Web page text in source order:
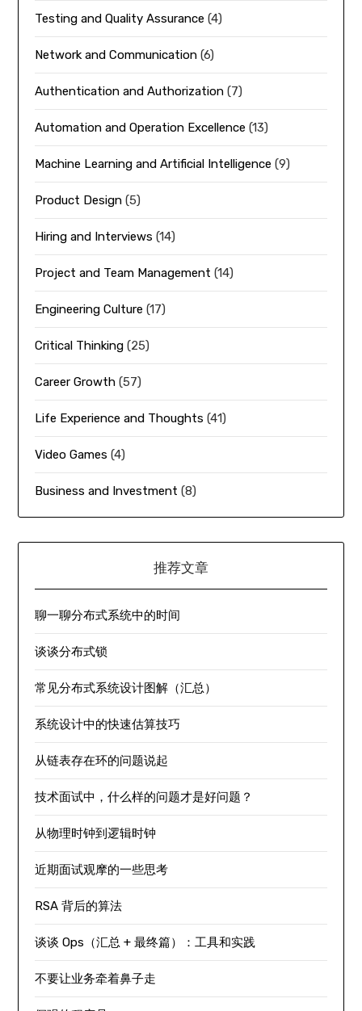
Testing and Quality Assurance (4)
Network and Communication (6)
Authentication and Authorization (7)
Automation and Operation Excellence (13)
Machine Learning and Artificial Intelligence (9)
Product Design (5)
Hiring and Interviews (14)
Project and Team Management (14)
Engineering Culture (17)
Critical Thinking (25)
Career Growth (57)
Life Experience and Thoughts (41)
Video Games (4)
Business and Investment (8)
推荐文章
聊一聊分布式系统中的时间
谈谈分布式锁
常见分布式系统设计图解（汇总）
系统设计中的快速估算技巧
从链表存在环的问题说起
技术面试中，什么样的问题才是好问题？
从物理时钟到逻辑时钟
近期面试观摩的一些思考
RSA 背后的算法
谈谈 Ops（汇总 + 最终篇）：工具和实践
不要让业务牵着鼻子走